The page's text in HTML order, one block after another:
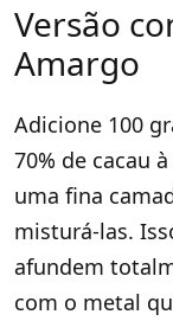
Versão
Amargo
Adicione 100
70% de cacau
uma fina
misturá-las.
afundem
com o metal